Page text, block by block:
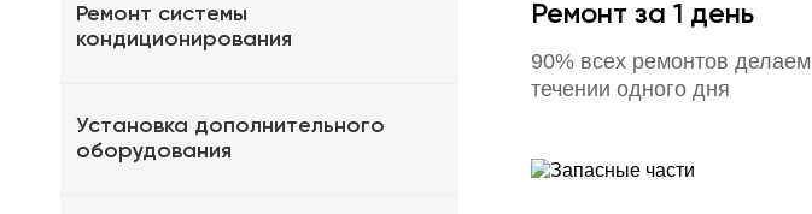
Ремонт системы
кондиционирования
Установка дополнительного
оборудования
Ремонт за 1 день
90% всех ремонтов
течении одного дня